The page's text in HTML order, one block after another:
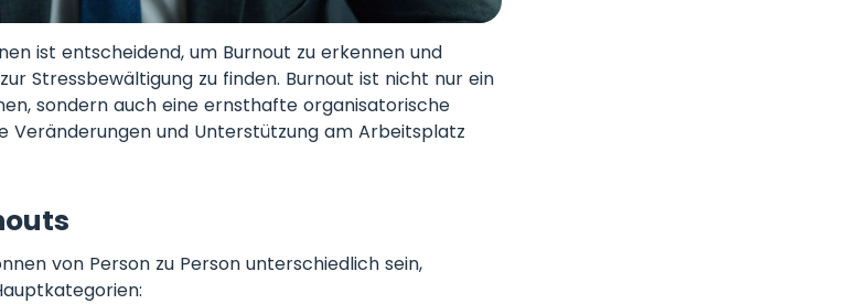
ist entscheidend, um Burnout zu erkennen und
Stressbewältigung zu finden. Burnout ist nicht nur ein
sondern auch eine ernsthafte organisatorische
Veränderungen und Unterstützung am Arbeitsplatz
von Person zu Person unterschiedlich sein,